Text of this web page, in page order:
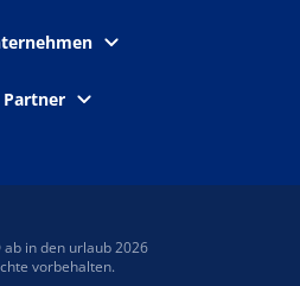
Partner
in den urlaub 2026
vorbehalten.